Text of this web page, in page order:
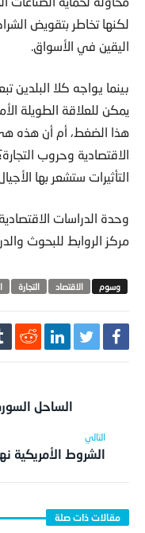
لكنها تخاطر بتقويض
اليقين في الأسواق.
بينما يواجه كلا البلدين
يمكن للعلاقة الطويلة
هذا الضغط، أم أن هذه
الاقتصادية وحروب
التأثيرات ستشعر بها
وحدة الدراسات
مركز الروابط للبحوث
الاقتصاد التجارة
الساحل
الشروط الأمريكية